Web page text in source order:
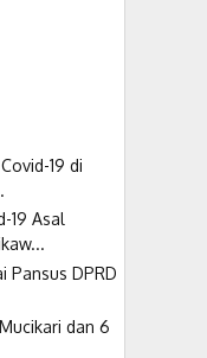
19 di
19 Asal
Pansus DPRD
dan 6